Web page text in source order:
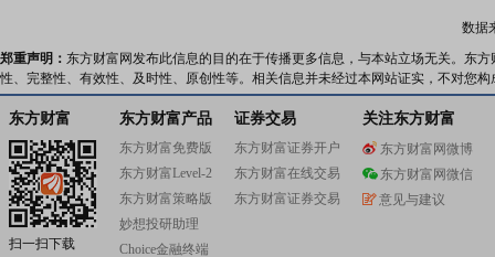
数据
郑重声明： 东方财富网发布此信息的目的在于传播更多信息，与本站立场无关。东
性、完整性、有效性、及时性、原创性等。相关信息并未经过本网站证实，不对您
东方财富
扫一扫下载
东方财富产品
东方财富免费版
东方财富Level-2
东方财富策略版
妙想投研助理
Choice金融终端
证券交易
东方财富证券开户
东方财富在线交易
东方财富证券交易
关注东方财富
东方财富网微博
东方财富网微信
意见与建议